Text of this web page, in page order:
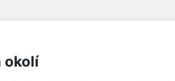
okolí